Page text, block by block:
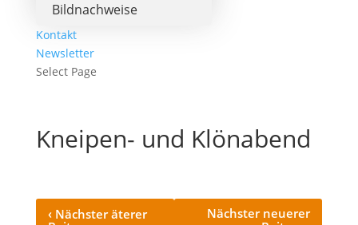
Bildnachweise
Kontakt
Newsletter
Select Page
Kneipen- und Klönabend
‹Nächster äterer
Nächster neuerer